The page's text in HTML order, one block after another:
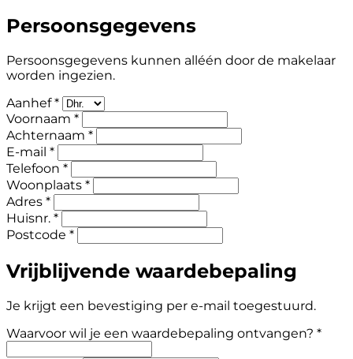
Persoonsgegevens
Persoonsgegevens kunnen alléén door de makelaar
worden ingezien.
Aanhef *
Voornaam *
Achternaam *
E-mail *
Telefoon *
Woonplaats *
Adres *
Huisnr. *
Postcode *
Vrijblijvende waardebepaling
Je krijgt een bevestiging per e-mail toegestuurd.
Waarvoor wil je een waardebepaling ontvangen? *